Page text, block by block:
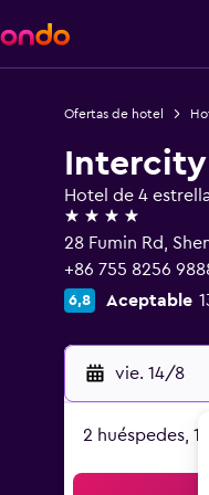
Ofertas de hotel
Hotel de 4
4 estrellas
28 Fumin Rd,
+86 755 8256
6,8 Aceptable
vie. 14/8
2 huéspedes, 1